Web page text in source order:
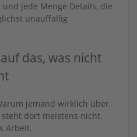
jede Menge Details, die
unauffällig
das, was nicht
jemand wirklich über
dort meistens nicht.
Arbeit.